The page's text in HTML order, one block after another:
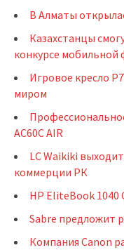
В Алматы
Казахстанцы
конкурсе
Игровое кресло
миром
AC60C AIR
LC Waikiki
коммерции РК
HP EliteBook
Sabre предложит
Компания Canon